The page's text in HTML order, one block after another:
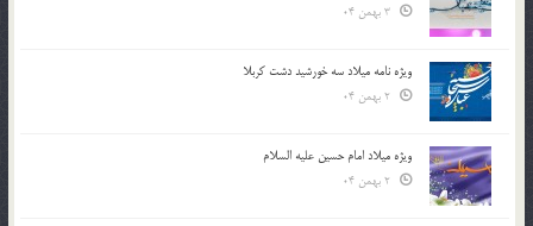
ویژه نامه میلاد سه خورشید دشت کربلا
ویژه میلاد امام حسین علیه السلام